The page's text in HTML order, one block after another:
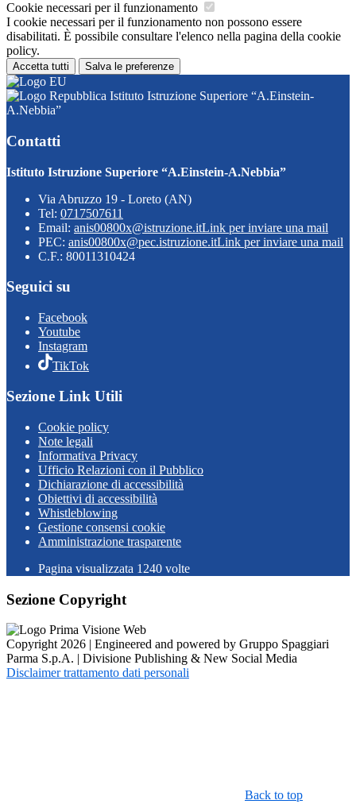
Cookie necessari per il funzionamento
I cookie necessari per il funzionamento non possono essere
disabilitati. È possibile consultare l'elenco nella pagina della cookie
policy.
Accetta tutti Salva le preferenze
Istituto Istruzione Superiore “A.Einstein-
A.Nebbia”
Contatti
Istituto Istruzione Superiore “A.Einstein-A.Nebbia”
Via Abruzzo 19 - Loreto (AN)
Tel: 0717507611
Email: anis00800x@istruzione.itLink per inviare una mail
PEC: anis00800x@pec.istruzione.itLink per inviare una mail
C.F.: 80011310424
Seguici su
Facebook
Youtube
Instagram
TikTok
Sezione Link Utili
Cookie policy
Note legali
Informativa Privacy
Ufficio Relazioni con il Pubblico
Dichiarazione di accessibilità
Obiettivi di accessibilità
Whistleblowing
Gestione consensi cookie
Amministrazione trasparente
Pagina visualizzata 1240 volte
Sezione Copyright
Copyright 2026 | Engineered and powered by Gruppo Spaggiari
Parma S.p.A. | Divisione Publishing & New Social Media
Disclaimer trattamento dati personali
Back to top